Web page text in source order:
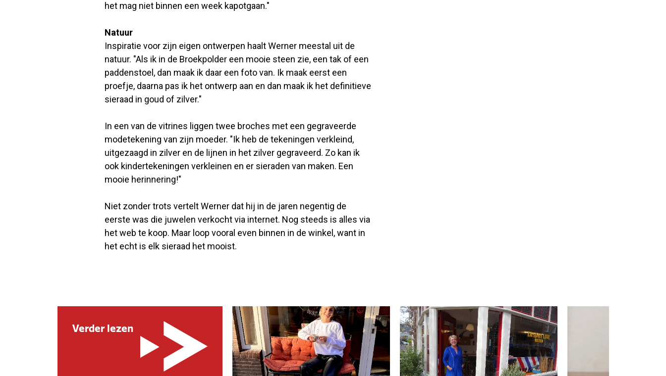
het mag niet binnen een week kapotgaan."
Natuur
Inspiratie voor zijn eigen ontwerpen haalt Werner meestal uit de
natuur. "Als ik in de Broekpolder een mooie steen zie, een tak of een
paddenstoel, dan maak ik daar een foto van. Ik maak eerst een
proefje, daarna pas ik het ontwerp aan en dan maak ik het definitieve
sieraad in goud of zilver."
In een van de vitrines liggen twee broches met een gegraveerde
modetekening van zijn moeder. "Ik heb de tekeningen verkleind,
uitgezaagd in zilver en de lijnen in het zilver gegraveerd. Zo kan ik
ook kindertekeningen verkleinen en er sieraden van maken. Een
mooie herinnering!"
Niet zonder trots vertelt Werner dat hij in de jaren negentig de
eerste was die juwelen verkocht via internet. Nog steeds is alles via
het web te koop. Maar loop vooral even binnen in de winkel, want in
het echt is elk sieraad het mooist.
Verder lezen